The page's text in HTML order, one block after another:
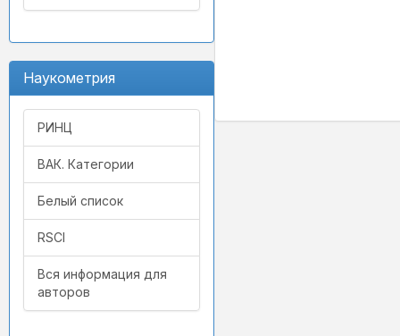
Наукометрия
РИНЦ
ВАК. Категории
Белый список
RSCI
Вся информация для
авторов